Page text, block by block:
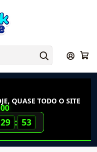
QUASE TODO O SITE
29 : 52